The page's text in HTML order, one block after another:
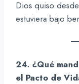
Dios quiso
estuviera bajo
24. ¿Qué
el Pacto de